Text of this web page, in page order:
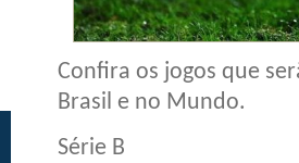
Confira os jogos que
Brasil e no Mundo.
Série B